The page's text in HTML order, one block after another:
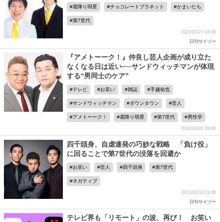
霜降り明星 チョコレートプラネット かまいたち
第7世代
2021/02/27 16:00
日刊サイゾー
『アメトーーク！』仲良し芸人企画が成り立た
なくなる日は近い──サンドウィッチマンが体現
する“男同士のケア”
テレビ お笑い 雑誌 手越祐也
サンドウィッチマン ダウンタウン 芸人
アメトーーク！ 霜降り明星 第7世代 男性学
2021/02/24 09:00
四千頭身、自虐連発の巧妙な戦略 「負け役」
に回ることで第7世代の没落を回避か
お笑い 芸人 四千頭身 第7世代
ネガティブ
2021/02/14 11:00
日刊サイゾー
テレビ界も「リモート」の波、再び！ お笑い